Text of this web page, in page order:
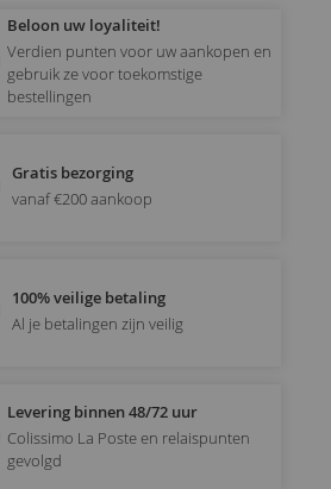
Beloon uw loyaliteit!
Verdien punten voor uw aankopen en
gebruik ze voor toekomstige
bestellingen
Gratis bezorging
vanaf €200 aankoop
100% veilige betaling
Al je betalingen zijn veilig
Levering binnen 48/72 uur
Colissimo La Poste en relaispunten
gevolgd